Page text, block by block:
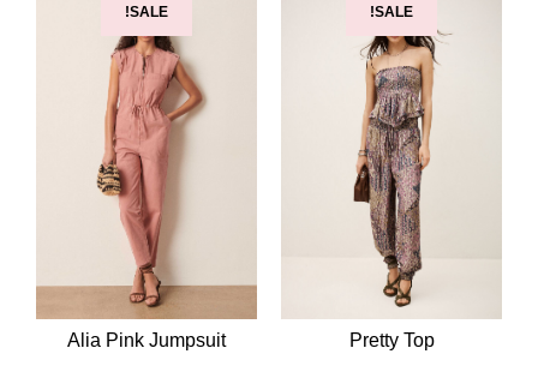
SALE!
Pretty Top
SALE!
Alia Pink Jumpsuit